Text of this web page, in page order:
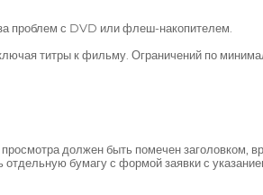
проблем с DVD или флеш-накопителем.
титры к фильму. Ограничений по
должен быть помечен заголовком,
бумагу с формой заявки с